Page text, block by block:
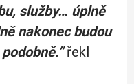
služby… úplně
nakonec budou
řekl